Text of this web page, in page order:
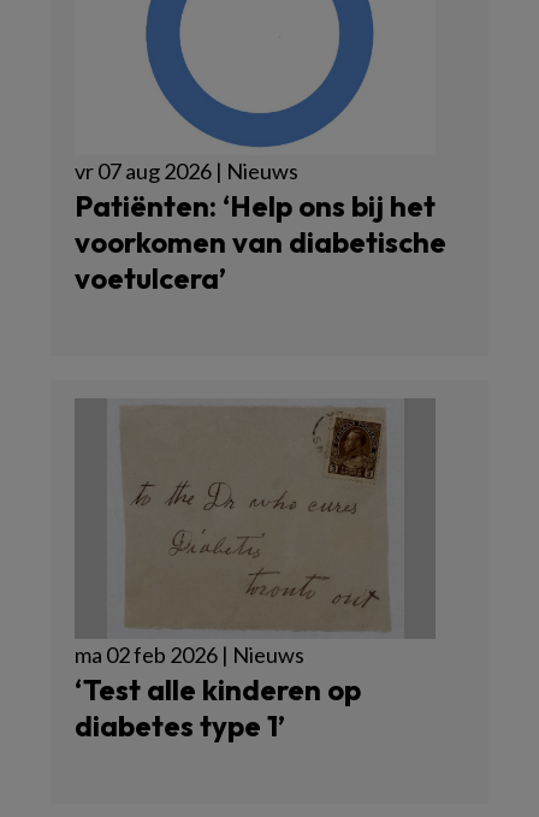
vr 07 aug 2026 | Nieuws
Patiënten: ‘Help ons bij het
voorkomen van diabetische
voetulcera’
ma 02 feb 2026 | Nieuws
‘Test alle kinderen op
diabetes type 1’